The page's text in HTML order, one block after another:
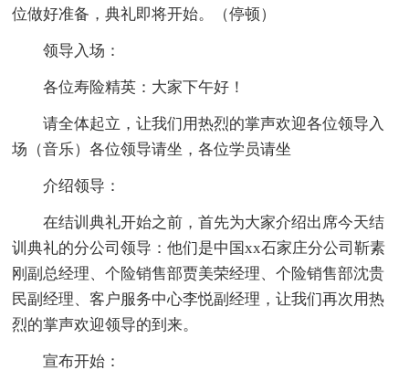
位做好准备，典礼即将开始。（停顿）
领导入场：
各位寿险精英：大家下午好！
请全体起立，让我们用热烈的掌声欢迎各位领导入
场（音乐）各位领导请坐，各位学员请坐
介绍领导：
在结训典礼开始之前，首先为大家介绍出席今天结
训典礼的分公司领导：他们是中国xx石家庄分公司靳素
刚副总经理、个险销售部贾美荣经理、个险销售部沈贵
民副经理、客户服务中心李悦副经理，让我们再次用热
烈的掌声欢迎领导的到来。
宣布开始：